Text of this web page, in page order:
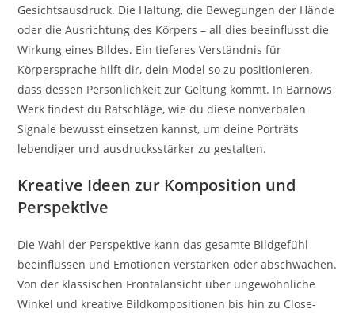
Gesichtsausdruck. Die Haltung, die Bewegungen der Hände
oder die Ausrichtung des Körpers – all dies beeinflusst die
Wirkung eines Bildes. Ein tieferes Verständnis für
Körpersprache hilft dir, dein Model so zu positionieren,
dass dessen Persönlichkeit zur Geltung kommt. In Barnows
Werk findest du Ratschläge, wie du diese nonverbalen
Signale bewusst einsetzen kannst, um deine Porträts
lebendiger und ausdrucksstärker zu gestalten.
Kreative Ideen zur Komposition und
Perspektive
Die Wahl der Perspektive kann das gesamte Bildgefühl
beeinflussen und Emotionen verstärken oder abschwächen.
Von der klassischen Frontalansicht über ungewöhnliche
Winkel und kreative Bildkompositionen bis hin zu Close-